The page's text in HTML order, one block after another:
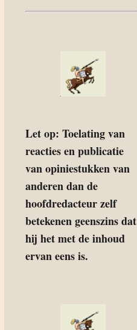
Let op: Toelating van
reacties en publicatie
van opiniestukken van
anderen dan de
hoofdredacteur zelf
betekenen geenszins dat
hij het met de inhoud
ervan eens is.